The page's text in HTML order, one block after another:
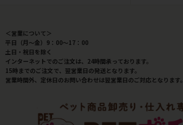
＜営業について＞
平日（月～金）9：00～17：00
土日・祝日を除く
インターネットでのご注文は、24時間承っております。
15時までのご注文で、翌営業日の発送となります。
営業時間外、定休日のお問い合わせは翌営業日のご対応となります。